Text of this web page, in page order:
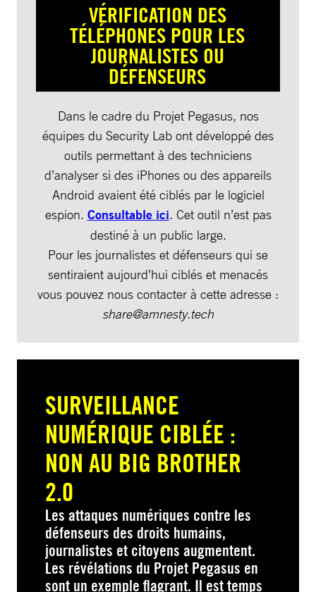
VÉRIFICATION DES
TÉLÉPHONES POUR LES
JOURNALISTES OU
DÉFENSEURS
Dans le cadre du Projet Pegasus, nos
équipes du Security Lab ont développé des
outils permettant à des techniciens
d’analyser si des iPhones ou des appareils
Android avaient été ciblés par le logiciel
espion. Consultable ici. Cet outil n’est pas
destiné à un public large.
Pour les journalistes et défenseurs qui se
sentiraient aujourd’hui ciblés et menacés
vous pouvez nous contacter à cette adresse :
share@amnesty.tech
SURVEILLANCE
NUMÉRIQUE CIBLÉE :
NON AU BIG BROTHER
2.0
Les attaques numériques contre les
défenseurs des droits humains,
journalistes et citoyens augmentent.
Les révélations du Projet Pegasus en
sont un exemple flagrant. Il est temps